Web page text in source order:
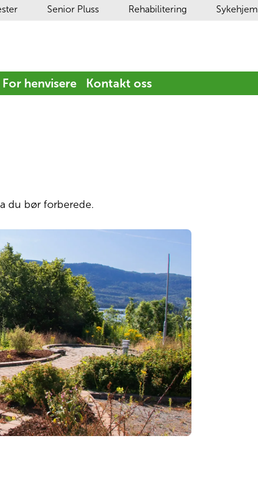
Senior Pluss Rehabilitering Sykehjem
For henvisere Kontakt oss
du bør forberede.